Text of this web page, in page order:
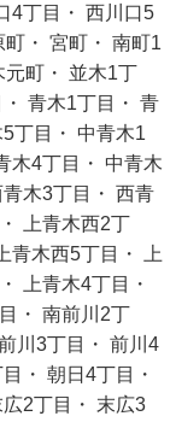
4丁目・ 西川口5
・ 宮町・ 南町1
元町・ 並木1丁
青木1丁目・ 青
丁目・ 中青木1
木4丁目・ 中青木
木3丁目・ 西青
上青木西2丁
青木西5丁目・ 上
上青木4丁目・
・ 南前川2丁
川3丁目・ 前川4
・ 朝日4丁目・
2丁目・ 末広3